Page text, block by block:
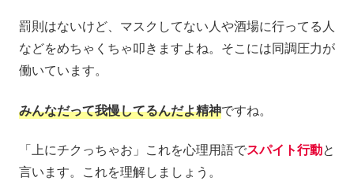
罰則はないけど、マスクしてない人や酒場に行ってる人
などをめちゃくちゃ叩きますよね。そこには同調圧力が
働いています。
みんなだって我慢してるんだよ精神ですね。
「上にチクっちゃお」これを心理用語でスパイト行動と
言います。これを理解しましょう。